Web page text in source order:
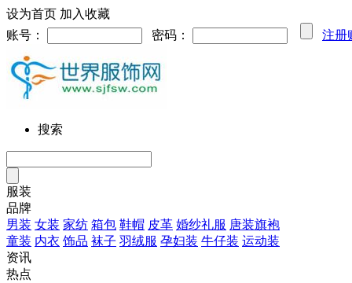
设为首页 加入收藏
账号：
密码： 注册
搜索
服装
品牌
男装 女装 家纺 箱包 鞋帽 皮革 婚纱礼服 唐装旗袍
童装 内衣 饰品 袜子 羽绒服 孕妇装 牛仔装 运动装
资讯
热点